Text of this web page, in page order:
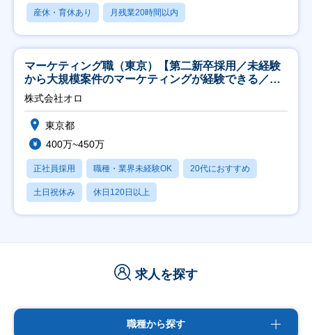
産休・育休あり 月残業20時間以内
マーケティング職（東京）【第二新卒採用／未経験
から大規模案件のマーケティングが経験できる／研
修充実】
株式会社オロ
東京都
400万~450万
正社員採用 職種・業界未経験OK 20代におすすめ
土日祝休み 休日120日以上
求人を探す
職種から探す